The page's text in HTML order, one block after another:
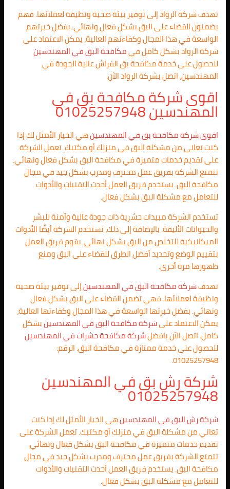
تهدف شركة الرواد إلى توفير بيئة صحية ونظيفة لعملائها. فهم
يضمنون القضاء على البق بشكل فعال ونهائي. بفضل خبرتهم
الواسعة في هذا المجال وكفاءتهم العالية، يمكن الاعتماد على
شركة الرواد بشكل كامل فيمكافحة البق في المهندسين
للحصول على خدمة مكافحة بق الفراش عالية الجودة في
المهندسين، اتصل بشركة الرواد الآن.
اقوى شركة مكافحة بق في
المهندسين 01025257948
اقوى شركة مكافحة بق في المهندسينهي الخيار الأمثل لك إذا
كنت تعاني من مشكلة البق في منزلك أو مكتبك. تعمل الشركة
على تقديم خدمات متميزة في مكافحة البق بشكل فعال ونهائي.
تتمتع الشركة بفريق عمل محترف ومدرب بشكل جيد في مجال
مكافحة البق. يستخدم فريق العمل أحدث التقنيات والأدوات
للتعامل مع مشكلة البق بشكل فعال.
تستخدم الشركة مبيدات حشرية ذات جودة عالية وآمنة للبشر
والحيوانات الأليفة. بالإضافة إلى ذلك، تستخدم الشركة أيضًا الأدوات
الميكانيكية للتخلص من البق بشكل نهائي. يقوم فريق العمل
بتقييم الوضع وتحديد أفضل الطرق للقضاء على البق ومنع
ظهورها مرة أخرى.
تهدفشركة مكافحة البق في المهندسينإلى توفير بيئة صحية
ونظيفة لعملائها. فهي تضمن القضاء على البق بشكل فعال
ونهائي. بفضل خبرتها الواسعة في هذا المجال وكفاءتها العالية،
يمكن الاعتماد علىشركة مكافحة البق في المهندسينبشكل
كامل. اتصل الآن بافضلشركة مكافحة حشرات في المهندسين
للحصول على خدمة ممتازة في مكافحة البق. الرقم:
01025257948.
شركة رش بق في المهندسين
01025257948
شركة رش البق في المهندسينهي الخيار الأمثل لك إذا كنت
تعاني من مشكلة البق في منزلك أو مكتبك. تعمل الشركة على
تقديم خدمات متميزة في مكافحة البق بشكل فعال ونهائي.
تتمتع الشركة بفريق عمل محترف ومدرب بشكل جيد في مجال
مكافحة البق. يستخدم فريق العمل أحدث التقنيات والأدوات
للتعامل مع مشكلة البق بشكل فعال.